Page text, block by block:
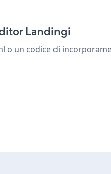
Landingi
un codice di